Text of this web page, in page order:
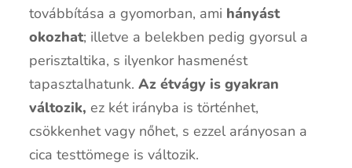
továbbítása a gyomorban, ami hányást
okozhat; illetve a belekben pedig gyorsul a
perisztaltika, s ilyenkor hasmenést
tapasztalhatunk.Az étvágy is gyakran
változik, ez két irányba is történhet,
csökkenhet vagy nőhet, s ezzel arányosan a
cica testtömege is változik.